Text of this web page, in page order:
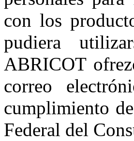
con los
pudiera
ABRICOT
correo
cumplimiento
Federal del